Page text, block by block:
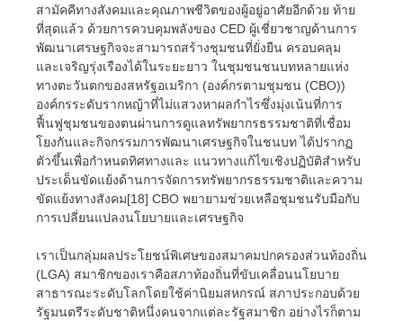
สามัคคีทางสังคมและคุณภาพชีวิตของผู้อยู่อาศัยอีกด้วย ท้าย
ที่สุดแล้ว ด้วยการควบคุมพลังของ CED ผู้เชี่ยวชาญด้านการ
พัฒนาเศรษฐกิจจะสามารถสร้างชุมชนที่ยั่งยืน ครอบคลุม
และเจริญรุ่งเรืองได้ในระยะยาว ในชุมชนชนบทหลายแห่ง
ทางตะวันตกของสหรัฐอเมริกา (องค์กรตามชุมชน (CBO))
องค์กรระดับรากหญ้าที่ไม่แสวงหาผลกำไรซึ่งมุ่งเน้นที่การ
ฟื้นฟูชุมชนของตนผ่านการดูแลทรัพยากรธรรมชาติที่เชื่อม
โยงกันและกิจกรรมการพัฒนาเศรษฐกิจในชนบท ได้ปรากฏ
ตัวขึ้นเพื่อกำหนดทิศทางและ แนวทางแก้ไขเชิงปฏิบัติสำหรับ
ประเด็นขัดแย้งด้านการจัดการทรัพยากรธรรมชาติและความ
ขัดแย้งทางสังคม[18] CBO พยายามช่วยเหลือชุมชนรับมือกับ
การเปลี่ยนแปลงนโยบายและเศรษฐกิจ
เราเป็นกลุ่มผลประโยชน์พิเศษของสมาคมปกครองส่วนท้องถิ่น
(LGA) สมาชิกของเราคือสภาท้องถิ่นที่ขับเคลื่อนนโยบาย
สาธารณะระดับโลกโดยใช้ค่านิยมสหกรณ์ สภาประกอบด้วย
รัฐมนตรีระดับชาติหนึ่งคนจากแต่ละรัฐสมาชิก อย่างไรก็ตาม